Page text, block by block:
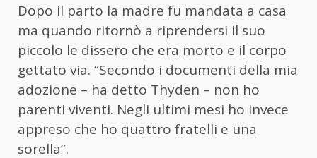
Dopo il parto la madre fu mandata a casa
ma quando ritornò a riprendersi il suo
piccolo le dissero che era morto e il corpo
gettato via. “Secondo i documenti della mia
adozione – ha detto Thyden – non ho
parenti viventi. Negli ultimi mesi ho invece
appreso che ho quattro fratelli e una
sorella”.